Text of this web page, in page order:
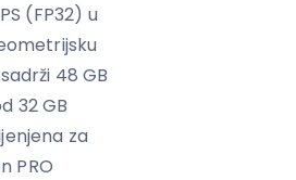
(FP32) u
48 GB
32 GB
za
PRO